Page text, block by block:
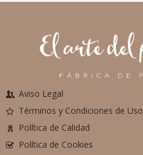
Aviso Legal
Términos y Condiciones de Uso
Política de Calidad
Política de Cookies